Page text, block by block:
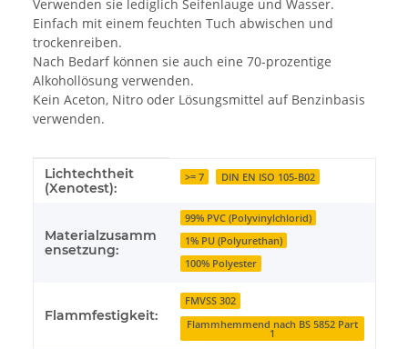
Verwenden sie lediglich Seifenlauge und Wasser.
Einfach mit einem feuchten Tuch abwischen und
trockenreiben.
Nach Bedarf können sie auch eine 70-prozentige
Alkohollösung verwenden.
Kein Aceton, Nitro oder Lösungsmittel auf Benzinbasis
verwenden.
Produkteigenschaft
Wert
Lichtechtheit
(Xenotest):
>= 7 DIN EN ISO 105-B02
Materialzusamm
ensetzung:
99% PVC (Polyvinylchlorid)
1% PU (Polyurethan)
100% Polyester
Flammfestigkeit:
FMVSS 302
Flammhemmend nach BS 5852 Part
1